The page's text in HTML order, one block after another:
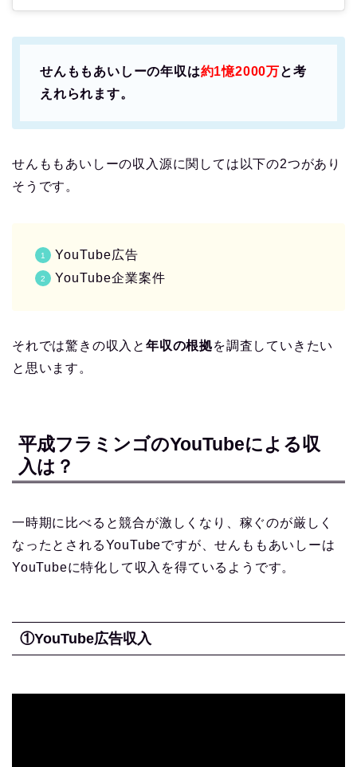
せんももあいしーの年収は約1憶2000万と考
えれられます。
せんももあいしーの収入源に関しては以下の2つがあり
そうです。
YouTube広告
YouTube企業案件
それでは驚きの収入と 年収の根拠を調査していきたい
と思います。
平成フラミンゴのYouTubeによる収
入は？
一時期に比べると競合が激しくなり、稼ぐのが厳しく
なったとされるYouTubeですが、せんももあいしーは
YouTubeに特化して収入を得ているようです。
①YouTube広告収入